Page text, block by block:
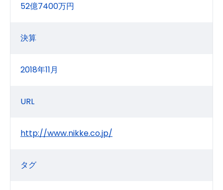
52億7400万円
決算
2018年11月
URL
http://www.nikke.co.jp/
タグ